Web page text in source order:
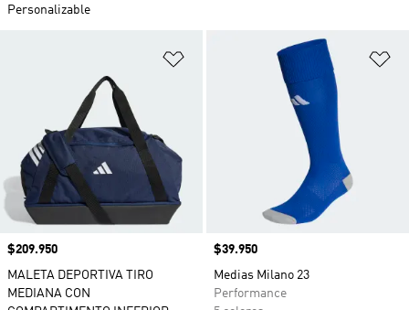
Personalizable
Añadir a la lista de deseos
Precio
$209.950
MALETA DEPORTIVA TIRO
MEDIANA CON
Precio
$39.950
Medias Milano 23
Performance